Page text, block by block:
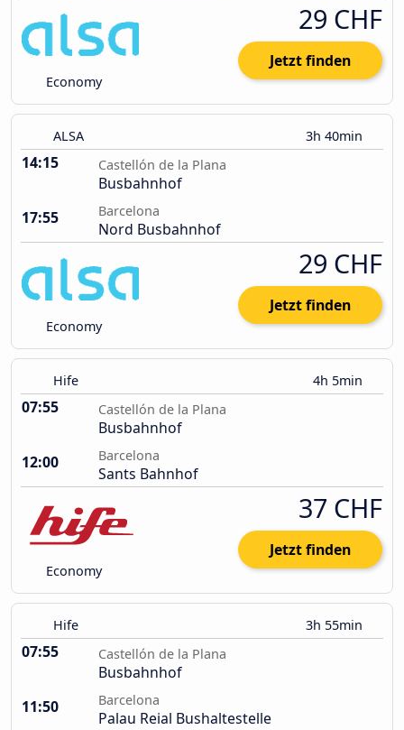
Economy
29 CHF
Jetzt finden
ALSA 3h 40min
14:15 Castellón de la Plana
Busbahnhof
17:55
Barcelona
Nord Busbahnhof
Economy
29 CHF
Jetzt finden
Hife 4h 5min
07:55 Castellón de la Plana
Busbahnhof
12:00
Barcelona
Sants Bahnhof
Economy
37 CHF
Jetzt finden
Hife 3h 55min
07:55 Castellón de la Plana
Busbahnhof
11:50
Barcelona
Palau Reial Bushaltestelle